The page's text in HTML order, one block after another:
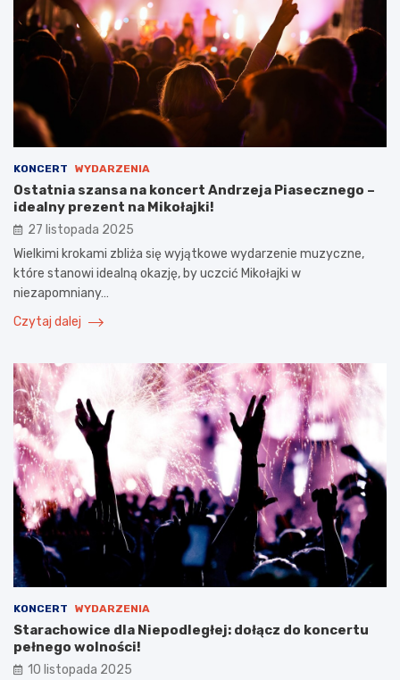
KONCERT WYDARZENIA
Ostatnia szansa na koncert Andrzeja Piasecznego –
idealny prezent na Mikołajki!
27 listopada 2025
Wielkimi krokami zbliża się wyjątkowe wydarzenie muzyczne,
które stanowi idealną okazję, by uczcić Mikołajki w
niezapomniany…
Czytaj dalej
KONCERT WYDARZENIA
Starachowice dla Niepodległej: dołącz do koncertu
pełnego wolności!
10 listopada 2025